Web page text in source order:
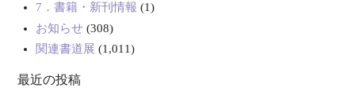
7．書籍・新刊情報 (1)
お知らせ(308)
関連書道展 (1,011)
最近の投稿